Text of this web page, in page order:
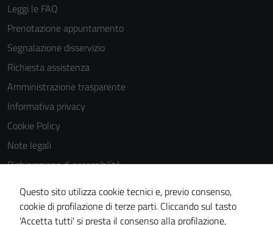
Leggi le FAQ
Prenotazione appuntamento
Segnalazione disservizio
Richiesta assistenza
Amministrazione trasparente
Informativa privacy
Cookie Policy
Note legali
Dichiarazione di accessibilità
Dichiarazione di accessibilità Servizi
Whistleblowing
Questo sito utilizza cookie tecnici e, previo consenso,
cookie di profilazione di terze parti. Cliccando sul tasto
'Accetta tutti' si presta il consenso alla profilazione,